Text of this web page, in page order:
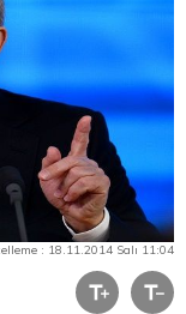
: 18.11.2014 Salı 11:04